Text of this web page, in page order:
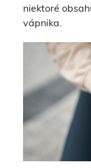
niektoré
vápnika.